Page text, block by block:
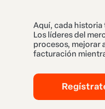
Aquí, cada historia
Los líderes del
procesos, mejorar
facturación